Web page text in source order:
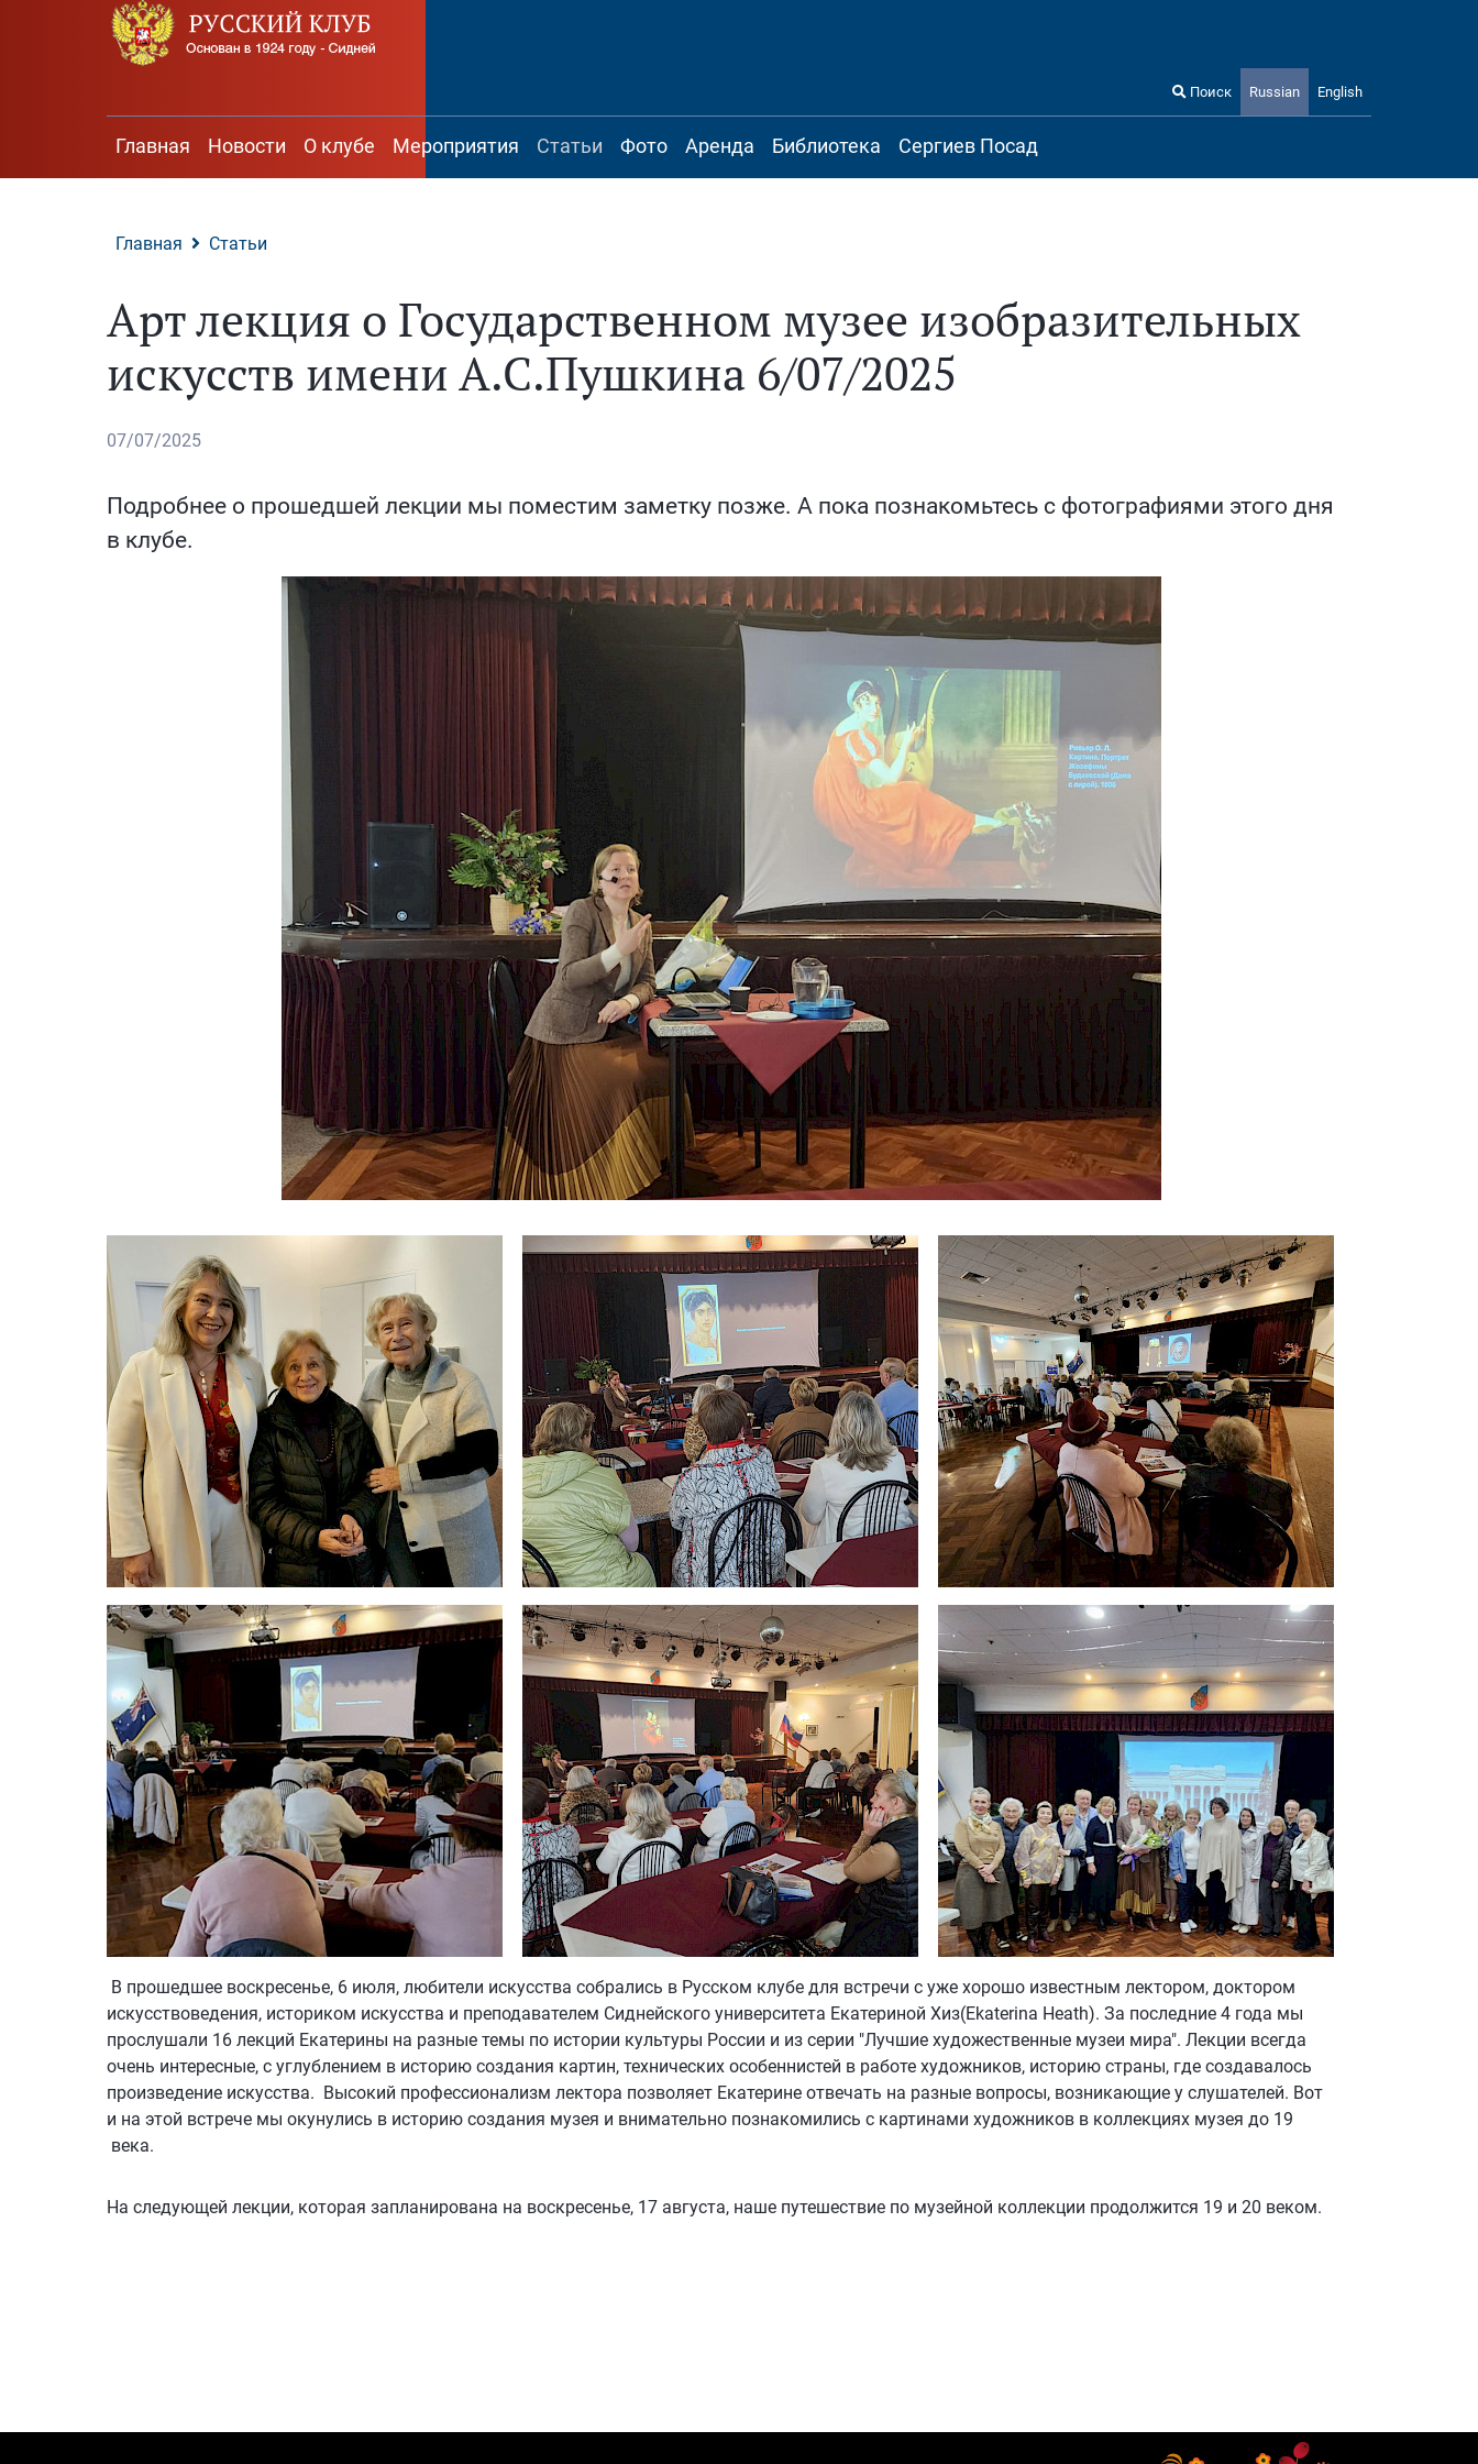
Поиск
на
Поиск Russian English
Главная Новости О клубе Мероприятия Статьи Фото Аренда Библиотека Сергиев Посад
Главная Статьи
Арт лекция о Государственном музее изобразительных
искусств имени А.С.Пушкина 6/07/2025
07/07/2025
Подробнее о прошедшей лекции мы поместим заметку позже. А пока познакомьтесь с фотографиями этого дня
в клубе.
В прошедшее воскресенье, 6 июля, любители искусства собрались в Русском клубе для встречи с уже хорошо известным лектором, доктором
искусствоведения, историком искусства и преподавателем Сиднейского университета Екатериной Хиз(Ekaterina Heath). За последние 4 года мы
прослушали 16 лекций Екатерины на разные темы по истории культуры России и из серии "Лучшие художественные музеи мира". Лекции всегда
очень интересные, с углублением в историю создания картин, технических особеннистей в работе художников, историю страны, где создавалось
произведение искусства. Высокий профессионализм лектора позволяет Екатерине отвечать на разные вопросы, возникающие у слушателей. Вот
и на этой встрече мы окунулись в историю создания музея и внимательно познакомились с картинами художников в коллекциях музея до 19
века.
На следующей лекции, которая запланирована на воскресенье, 17 августа, наше путешествие по музейной коллекции продолжится 19 и 20 веком.